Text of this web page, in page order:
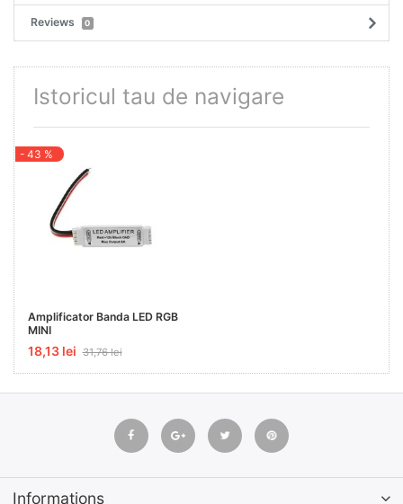
Reviews 0
Istoricul tau de navigare
- 43 %
Amplificator Banda LED RGB
MINI
18,13 lei 31,76 lei
Informations